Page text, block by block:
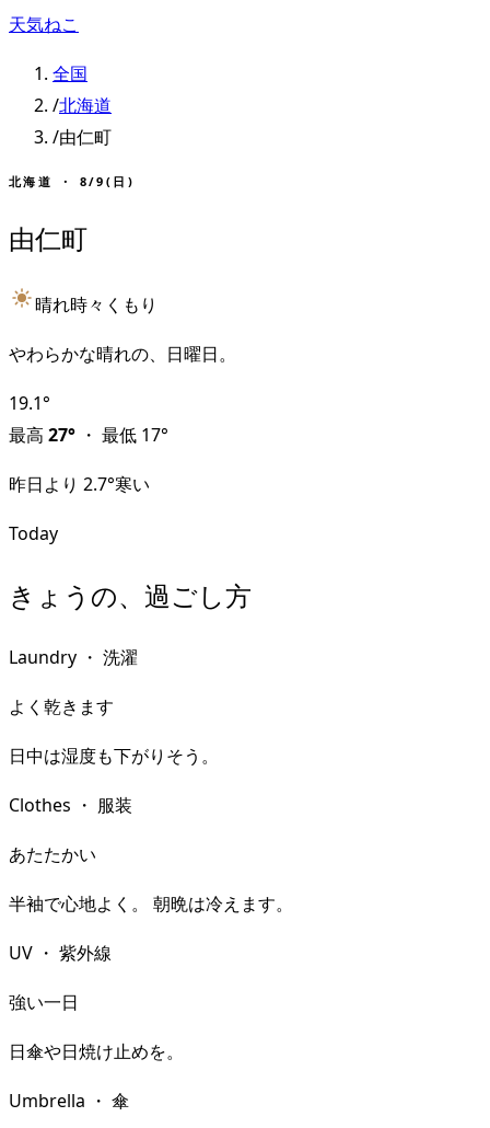
天気ねこ
全国
/北海道
/由仁町
北海道 ・ 8/9(日)
由仁町
晴れ時々くもり
やわらかな晴れの、日曜日。
19.1°
最高 27° ・ 最低 17°
昨日より 2.7°寒い
Today
きょうの、過ごし方
Laundry ・ 洗濯
よく乾きます
日中は湿度も下がりそう。
Clothes ・ 服装
あたたかい
半袖で心地よく。 朝晩は冷えます。
UV ・ 紫外線
強い一日
日傘や日焼け止めを。
Umbrella ・ 傘